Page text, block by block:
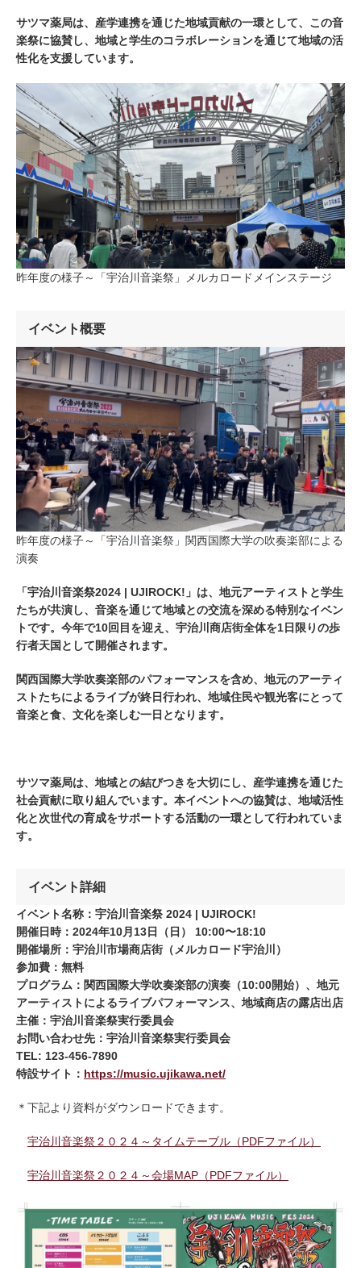
サツマ薬局は、産学連携を通じた地域貢献の一環として、この音
楽祭に協賛し、地域と学生のコラボレーションを通じて地域の活
性化を支援しています。
昨年度の様子～「宇治川音楽祭」メルカロードメインステージ
イベント概要
昨年度の様子～「宇治川音楽祭」関西国際大学の吹奏楽部による
演奏
「宇治川音楽祭2024 | UJIROCK! 」は、地元アーティストと学生
たちが共演し、音楽を通じて地域との交流を深める特別なイベン
トです。今年で10回目を迎え、宇治川商店街全体を1日限りの歩
行者天国として開催されます。
関西国際大学吹奏楽部のパフォーマンスを含め、地元のアーティ
ストたちによるライブが終日行われ、地域住民や観光客にとって
音楽と食、文化を楽しむ一日となります。
サツマ薬局は、地域との結びつきを大切にし、産学連携を通じた
社会貢献に取り組んでいます。本イベントへの協賛は、地域活性
化と次世代の育成をサポートする活動の一環として行われていま
す。
イベント詳細
イベント名称：宇治川音楽祭 2024 | UJIROCK!
開催日時： 2024年10月 13日（日） 10:00〜18:10
開催場所：宇治川市場商店街（メルカロード宇治川）
参加費：無料
プログラム：関西国際大学吹奏楽部の演奏（10:00開始）、地元
アーティストによるライブパフォーマンス、地域商店の露店出店
主催：宇治川音楽祭実行委員会
お問い合わせ先：宇治川音楽祭実行委員会
TEL: 123-456-7890
特設サイト： https://music.ujikawa.net/
＊下記より資料がダウンロードできます。
宇治川音楽祭２０２４～タイムテーブル（PDFファイル）
宇治川音楽祭２０２４～会場MAP（PDFファイル）